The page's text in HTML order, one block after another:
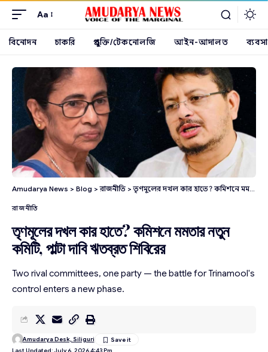
Aa
বিনোদন চাকরি প্রযুক্তি/টেকনোলজি আইন-আদালত ব্যবসা
Amudarya News > Blog >রাজনীতি >তৃণমূলের দখল কার হাতে? কমিশনে মমতার নতুন কমিটি, পাল্টা দাবি ঋতব্রত শিবিরের
রাজনীতি
তৃণমূলের দখল কার হাতে? কমিশনে মমতার নতুন
কমিটি, পাল্টা দাবি ঋতব্রত শিবিরের
Two rival committees, one party — the battle for Trinamool's
control enters a new phase.
Last Updated: July 6, 2026 4:43 Pm
Amudarya Desk, Siliguri